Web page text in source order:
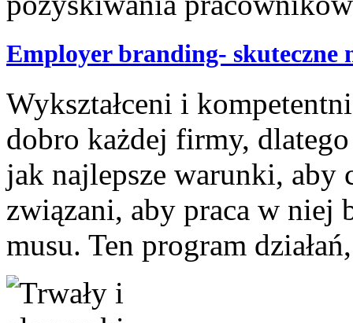
Employer branding- skuteczne
Wykształceni i
dobro każdej firmy,
jak najlepsze warunki,
związani, aby praca w niej
musu. Ten program